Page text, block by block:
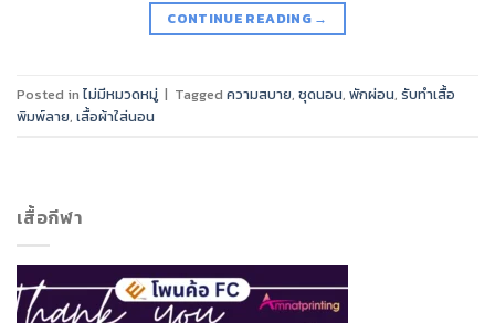
CONTINUE READING →
Posted in ไม่มีหมวดหมู่ | Tagged ความสบาย, ชุดนอน, พักผ่อน, รับทำเสื้อ
พิมพ์ลาย, เสื้อผ้าใส่นอน
เสื้อกีฬา